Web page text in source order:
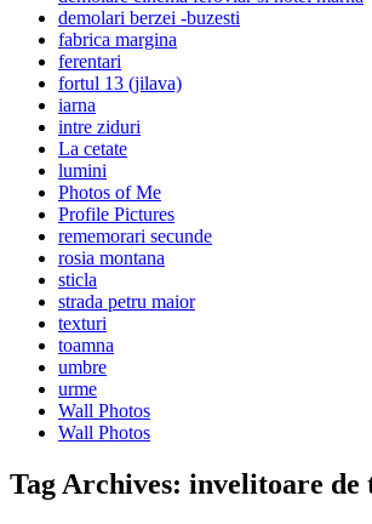
demolari berzei -buzesti
fabrica margina
ferentari
fortul 13 (jilava)
iarna
intre ziduri
La cetate
lumini
Photos of Me
Profile Pictures
rememorari secunde
rosia montana
sticla
strada petru maior
texturi
toamna
umbre
urme
Wall Photos
Wall Photos
Tag Archives: invelitoare de